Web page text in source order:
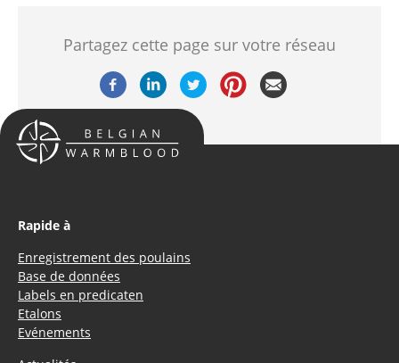
Partagez cette page sur votre réseau
Rapide à
Enregistrement des poulains
Base de données
Labels en predicaten
Etalons
Evénements